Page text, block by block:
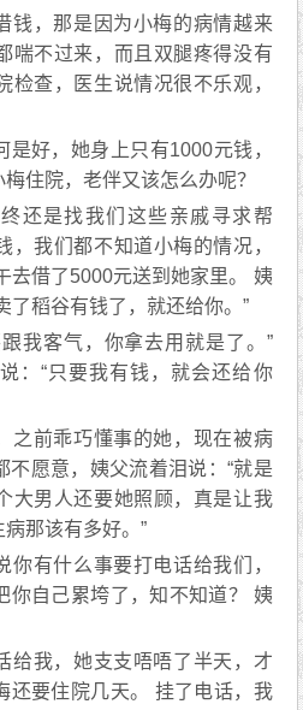
钱，那是因为小梅的病情越来
喘不过来，而且双腿疼得没有
检查，医生说情况很不乐观，
好，她身上只有1000元钱，
住院，老伴又该怎么办呢？
还是找我们这些亲戚寻求帮
，我们都不知道小梅的情况，
去借了5000元送到她家里。 姨
了稻谷有钱了，就还给你。”
我客气，你拿去用就是了。”
：“只要我有钱，就会还给你
之前乖巧懂事的她，现在被病
不愿意，姨父流着泪说：“就是
大男人还要她照顾，真是让我
那该有多好。”
你有什么事要打电话给我们，
你自己累垮了，知不知道？ 姨
给我，她支支唔唔了半天，才
还要住院几天。 挂了电话，我